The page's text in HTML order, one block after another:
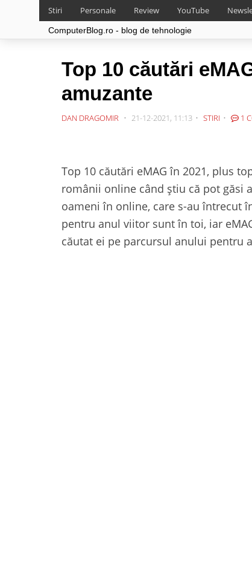
Stiri Personale Review YouTube
ComputerBlog.ro - blog de tehnologie
Top 10 căutări
amuzante
DAN DRAGOMIR 21-12-2021, 11:13 STIRI 1
Top 10 căutări eMAG în 2021, plus
românii online când știu că pot găsi
oameni în online, care s-au întrecut
pentru anul viitor sunt în toi, iar
căutat ei pe parcursul anului pentru